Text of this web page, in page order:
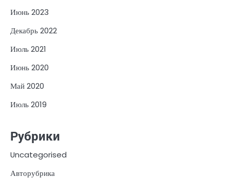
Июнь 2023
Декабрь 2022
Июль 2021
Июнь 2020
Май 2020
Июль 2019
Рубрики
Uncategorised
Авторубрика